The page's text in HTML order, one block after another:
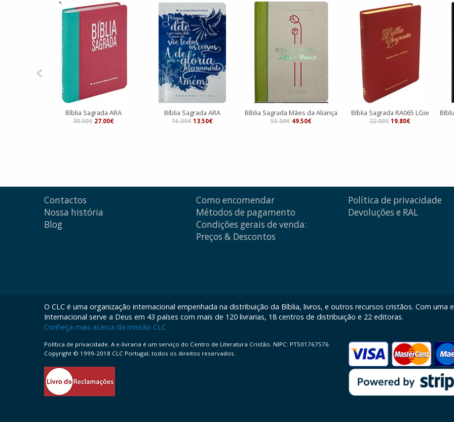
Bíblia Sagrada ARA
30.00€ 27.00€
Bíblia Sagrada ARA
15.00€ 13.50€
Bíblia Sagrada Mães da Aliança
55.00€ 49.50€
Bíblia Sagrada RA065 LGie
22.00€ 19.80€
Contactos
Nossa história
Blog
Como encomendar
Métodos de pagamento
Condições gerais de venda:
Preços & Descontos
Política de privacidade
Devoluções e RAL
O CLC é uma organização internacional empenhada na distribuição da Bíblia, livros, e outros recursos cristãos. Com uma
Internacional serve a Deus em 43 países com mais de 120 livrarias, 18 centros de distribuição e 22 editoras.
Conheça mais acerca da missão CLC
Política de privacidade. A e-livraria é um serviço do Centro de Literatura Cristão. NIPC: PT501767576.
Copyright © 1999-2018 CLC Portugal, todos os direitos reservados.